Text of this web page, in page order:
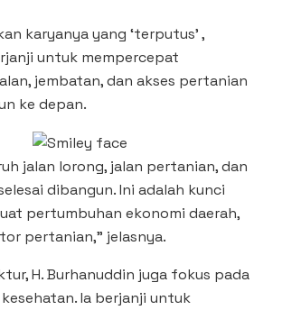
karyanya yang ‘terputus’ ,
untuk mempercepat
jembatan, dan akses pertanian
ke depan.
jalan lorong, jalan pertanian, dan
dibangun. Ini adalah kunci
pertumbuhan ekonomi daerah,
pertanian,” jelasnya.
H. Burhanuddin juga fokus pada
Ia berjanji untuk